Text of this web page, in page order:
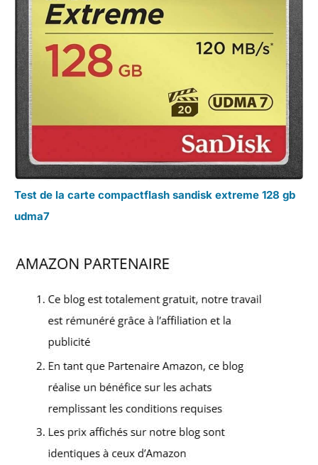
Test de la carte compactflash sandisk extreme 128 gb
udma7